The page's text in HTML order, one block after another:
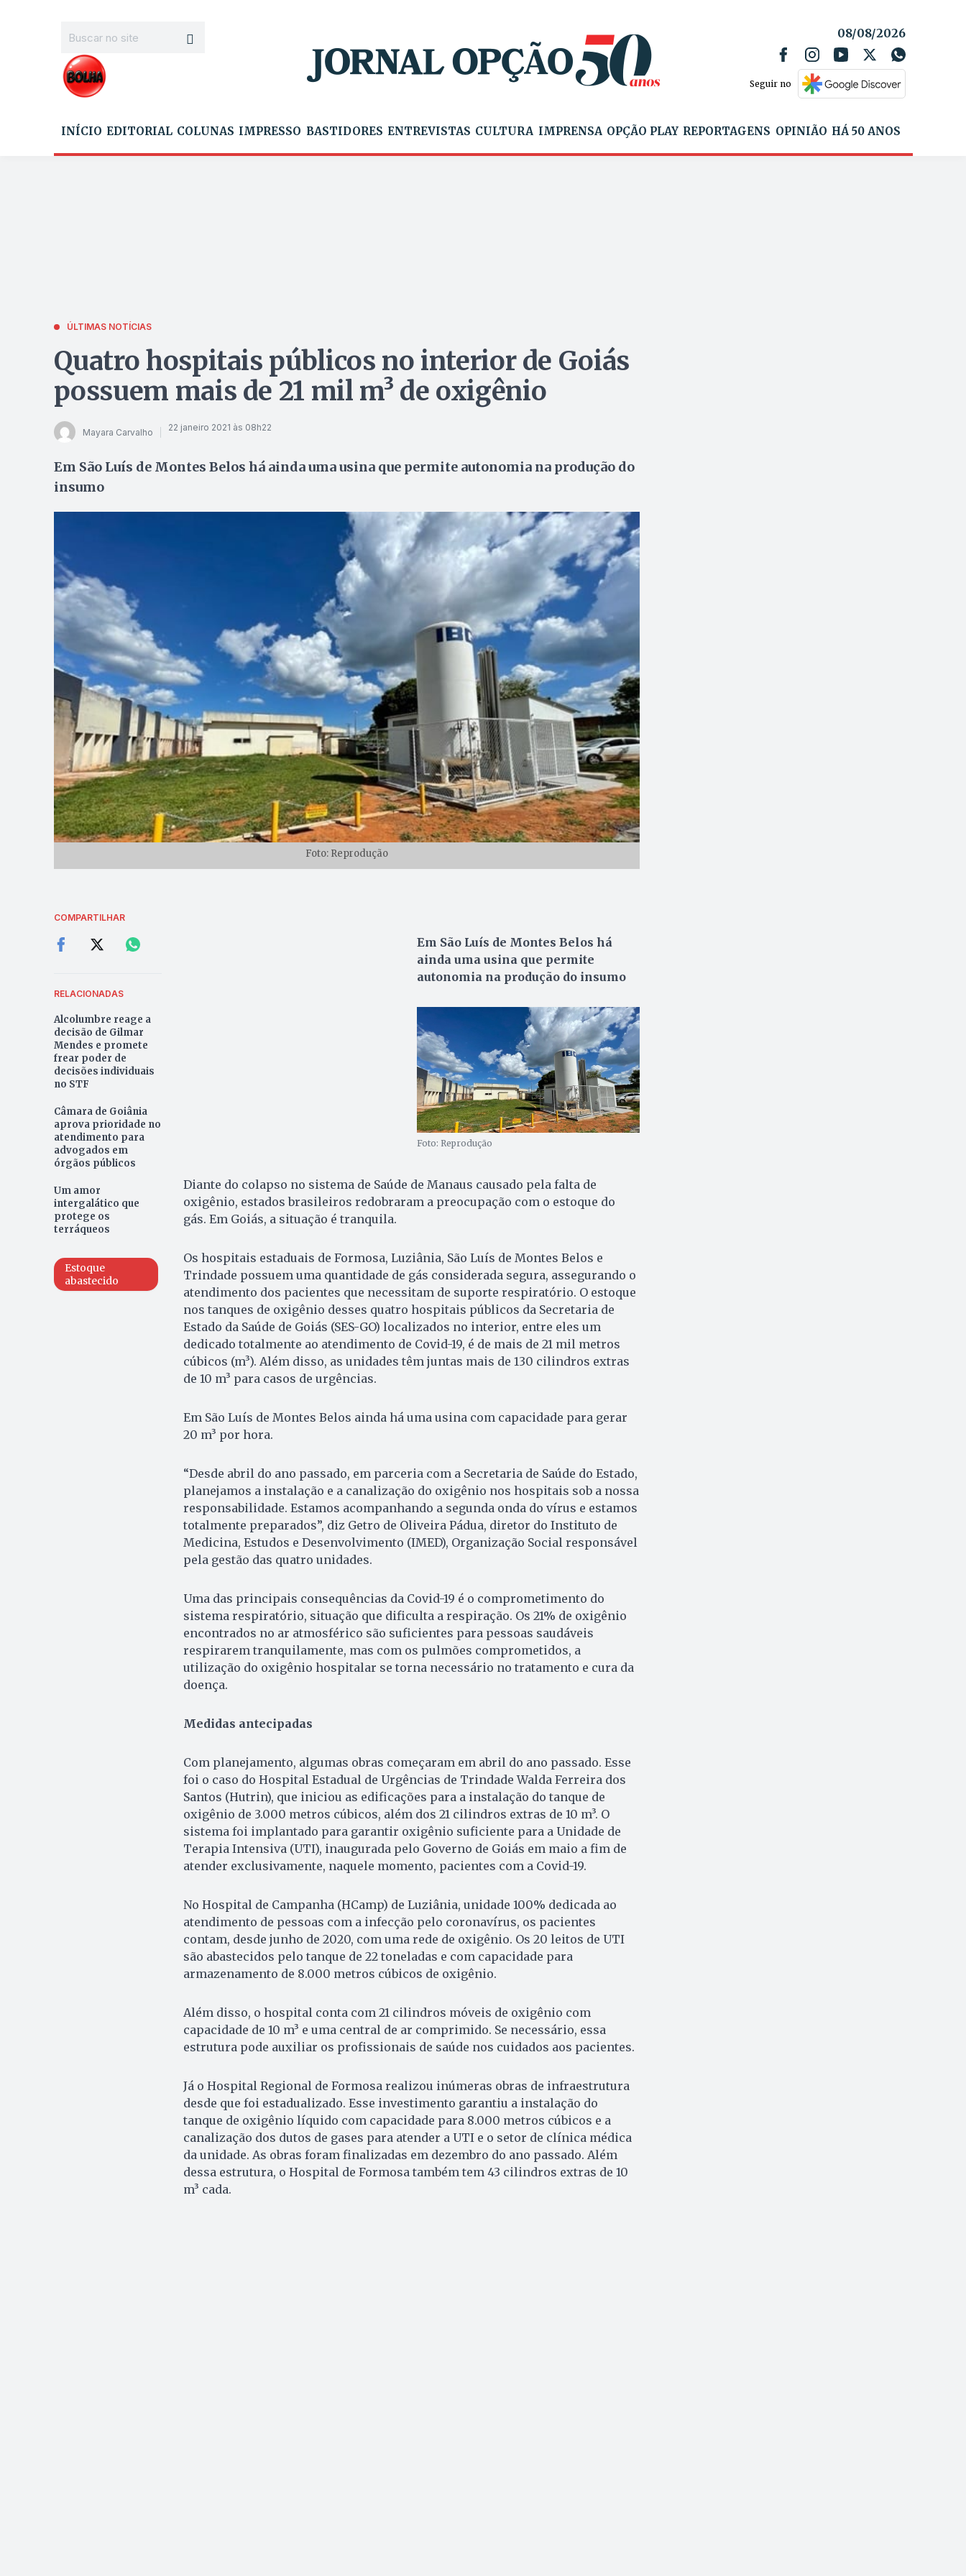
08/08/2026
Seguir no
INÍCIO EDITORIAL COLUNAS IMPRESSO BASTIDORES ENTREVISTAS CULTURA IMPRENSA OPÇÃO PLAY REPORTAGENS OPINIÃO HÁ 50 ANOS
ÚLTIMAS NOTÍCIAS
Quatro hospitais públicos no interior de Goiás
possuem mais de 21 mil m³ de oxigênio
Mayara Carvalho 22 janeiro 2021 às 08h22
Em São Luís de Montes Belos há ainda uma usina que permite autonomia na produção do
insumo
Foto: Reprodução
COMPARTILHAR
RELACIONADAS
Alcolumbre reage a
decisão de Gilmar
Mendes e promete
frear poder de
decisões individuais
no STF
Câmara de Goiânia
aprova prioridade no
atendimento para
advogados em
órgãos públicos
Um amor
intergalático que
protege os
terráqueos
Estoque
abastecido
Em São Luís de Montes Belos há
ainda uma usina que permite
autonomia na produção do insumo
Foto: Reprodução
Diante do colapso no sistema de Saúde de Manaus causado pela falta de
oxigênio, estados brasileiros redobraram a preocupação com o estoque do
gás. Em Goiás, a situação é tranquila.
Os hospitais estaduais de Formosa, Luziânia, São Luís de Montes Belos e
Trindade possuem uma quantidade de gás considerada segura, assegurando o
atendimento dos pacientes que necessitam de suporte respiratório. O estoque
nos tanques de oxigênio desses quatro hospitais públicos da Secretaria de
Estado da Saúde de Goiás (SES-GO) localizados no interior, entre eles um
dedicado totalmente ao atendimento de Covid-19, é de mais de 21 mil metros
cúbicos (m³). Além disso, as unidades têm juntas mais de 130 cilindros extras
de 10 m³ para casos de urgências.
Em São Luís de Montes Belos ainda há uma usina com capacidade para gerar
20 m³ por hora.
“Desde abril do ano passado, em parceria com a Secretaria de Saúde do Estado,
planejamos a instalação e a canalização do oxigênio nos hospitais sob a nossa
responsabilidade. Estamos acompanhando a segunda onda do vírus e estamos
totalmente preparados”, diz Getro de Oliveira Pádua, diretor do Instituto de
Medicina, Estudos e Desenvolvimento (IMED), Organização Social responsável
pela gestão das quatro unidades.
Uma das principais consequências da Covid-19 é o comprometimento do
sistema respiratório, situação que dificulta a respiração. Os 21% de oxigênio
encontrados no ar atmosférico são suficientes para pessoas saudáveis
respirarem tranquilamente, mas com os pulmões comprometidos, a
utilização do oxigênio hospitalar se torna necessário no tratamento e cura da
doença.
Medidas antecipadas
Com planejamento, algumas obras começaram em abril do ano passado. Esse
foi o caso do Hospital Estadual de Urgências de Trindade Walda Ferreira dos
Santos (Hutrin), que iniciou as edificações para a instalação do tanque de
oxigênio de 3.000 metros cúbicos, além dos 21 cilindros extras de 10 m³. O
sistema foi implantado para garantir oxigênio suficiente para a Unidade de
Terapia Intensiva (UTI), inaugurada pelo Governo de Goiás em maio a fim de
atender exclusivamente, naquele momento, pacientes com a Covid-19.
No Hospital de Campanha (HCamp) de Luziânia, unidade 100% dedicada ao
atendimento de pessoas com a infecção pelo coronavírus, os pacientes
contam, desde junho de 2020, com uma rede de oxigênio. Os 20 leitos de UTI
são abastecidos pelo tanque de 22 toneladas e com capacidade para
armazenamento de 8.000 metros cúbicos de oxigênio.
Além disso, o hospital conta com 21 cilindros móveis de oxigênio com
capacidade de 10 m³ e uma central de ar comprimido. Se necessário, essa
estrutura pode auxiliar os profissionais de saúde nos cuidados aos pacientes.
Já o Hospital Regional de Formosa realizou inúmeras obras de infraestrutura
desde que foi estadualizado. Esse investimento garantiu a instalação do
tanque de oxigênio líquido com capacidade para 8.000 metros cúbicos e a
canalização dos dutos de gases para atender a UTI e o setor de clínica médica
da unidade. As obras foram finalizadas em dezembro do ano passado. Além
dessa estrutura, o Hospital de Formosa também tem 43 cilindros extras de 10
m³ cada.